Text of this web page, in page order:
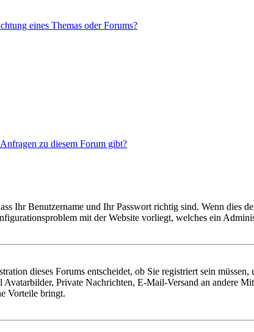
eines Themas oder Forums?
zu diesem Forum gibt?
Ihr Benutzername und Ihr Passwort richtig sind. Wenn dies
mit der Website vorliegt, welches ein
dieses Forums entscheidet, ob Sie registriert sein
Private Nachrichten, E-Mail-Versand an andere
Vorteile bringt.